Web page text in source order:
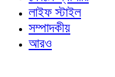
লাইফ স্টাইল
সম্পাদকীয়
আরও